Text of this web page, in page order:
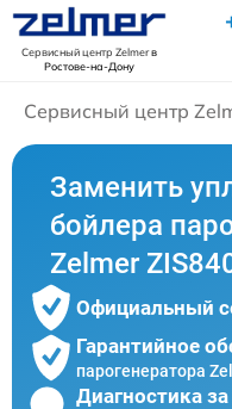
Сервисный центр Zelmerв
Ростове-на-Дону
Сервисный центр
Заменить
бойлера
Zelmer
Официальный
Гарантийное
парогенератора
Диагностика